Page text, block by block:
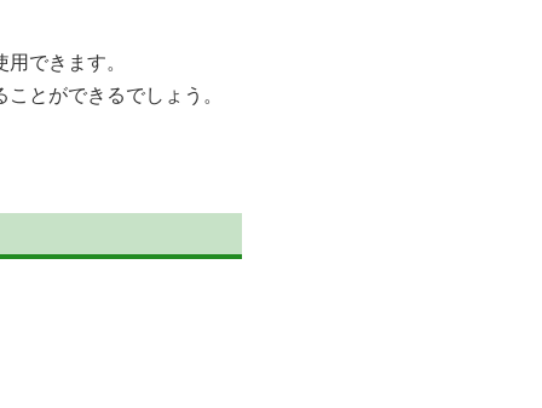
できます。
とができるでしょう。